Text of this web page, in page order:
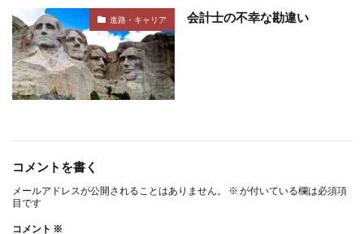
進路・キャリア 会計士の不幸な勘違い
コメントを書く
メールアドレスが公開されることはありません。 ※ が付いている欄は必須項
目です
コメント ※